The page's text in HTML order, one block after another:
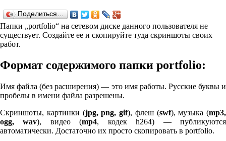
Поделиться…
Папки „port­fo­lio“ на сетевом диске данного пользователя не
существует. Создайте ее и скопируйте туда скриншоты своих
работ.
Формат содержимого папки port­fo­lio:
Имя файла (без расширения) — это имя работы. Русские буквы и
пробелы в имени файла разрешены.
Скриншоты, картинки (jpg, png, gif), флеш (swf), музыка (mp3,
ogg, wav), видео (mp4, кодек h264) — публикуются
автоматически. Достаточно их просто скопировать в port­fo­lio.